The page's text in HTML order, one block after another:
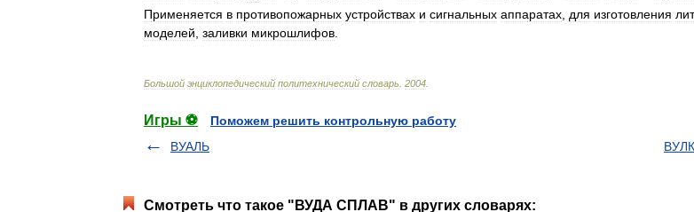
Применяется в противопожарных устройствах и сигнальных аппаратах для изготовления
моделей заливки микрошлифов
Большой энциклопедический политехнический словарь 2004
Игры ⚽
Поможем решить контрольную работу
ВУАЛЬ
Смотреть что такое "ВУДА СПЛАВ" в других словарях: